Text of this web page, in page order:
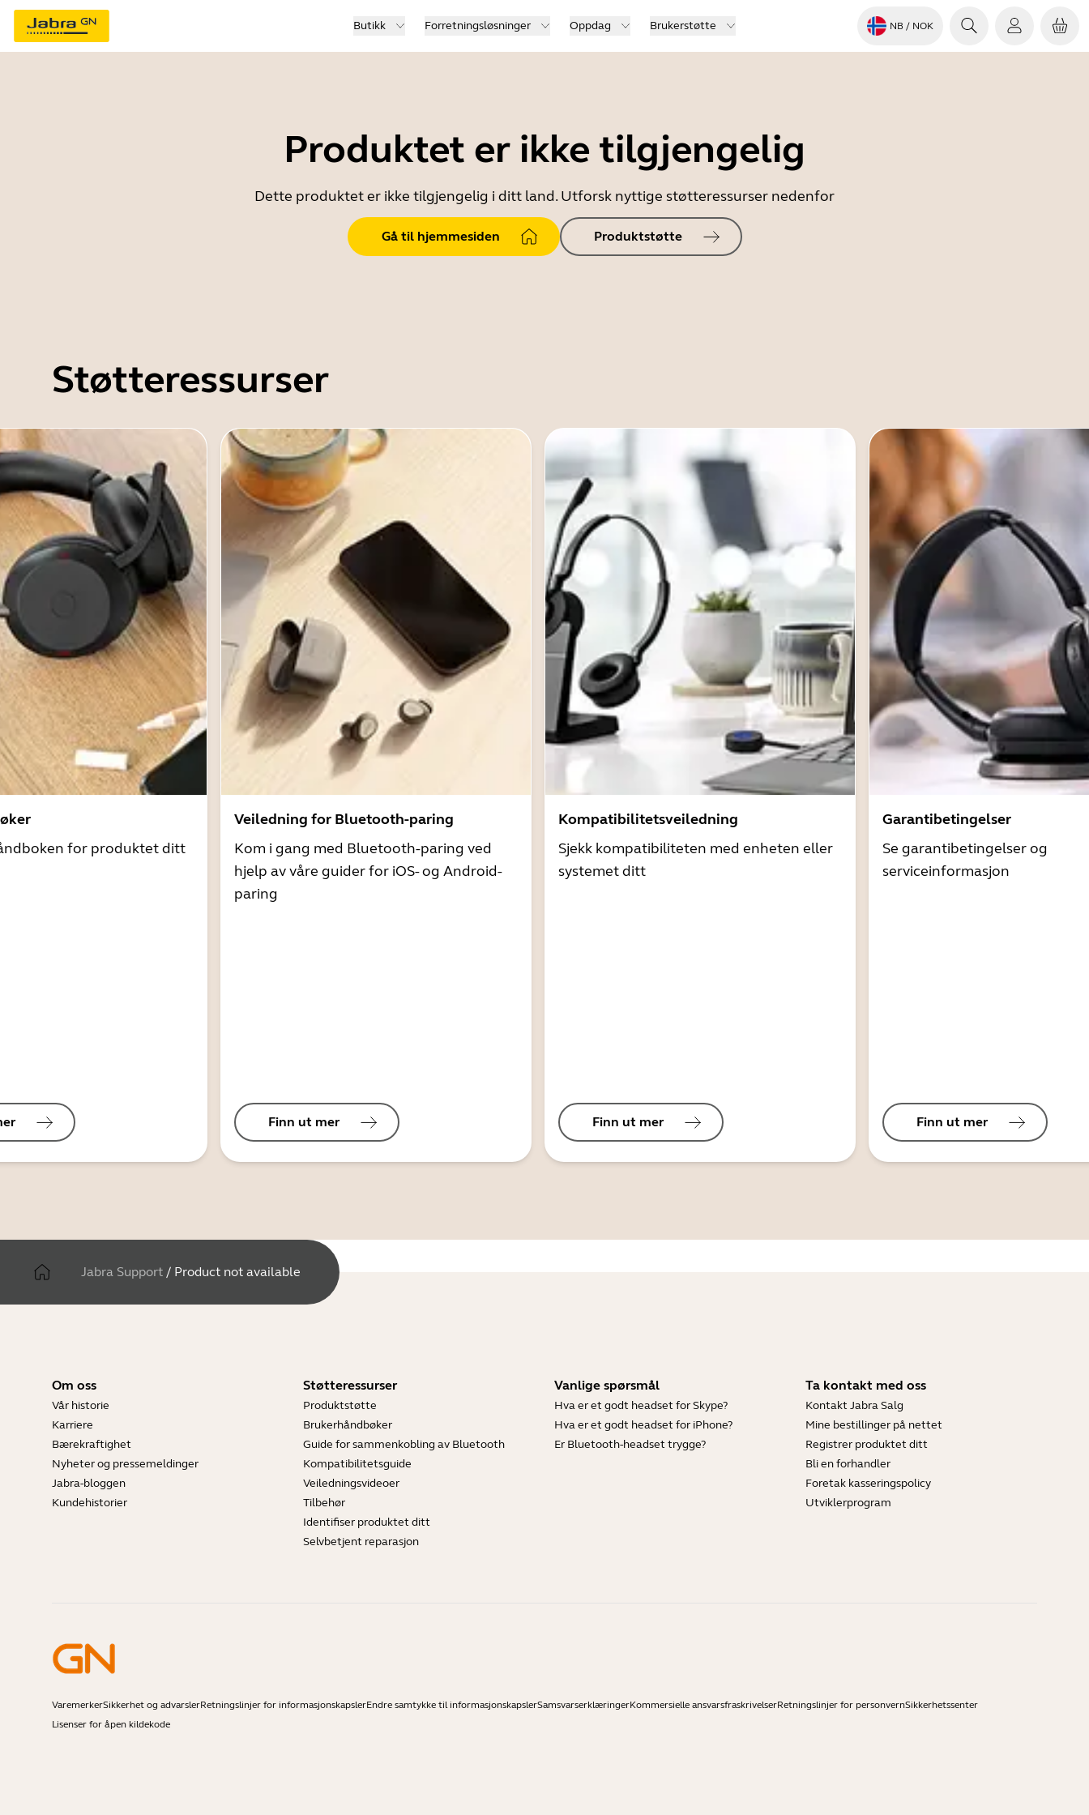
Butikk Forretningsløsninger Oppdag Brukerstøtte NB / NOK
Produktet er ikke tilgjengelig
Dette produktet er ikke tilgjengelig i ditt land. Utforsk nyttige støtteressurser nedenfor
Gå til hjemmesiden Produktstøtte
Støtteressurser
for produktet ditt
Veiledning for Bluetooth-paring
Kom i gang med Bluetooth-paring ved
hjelp av våre guider for iOS- og Android-
paring
Finn ut mer
Kompatibilitetsveiledning
Sjekk kompatibiliteten med enheten eller
systemet ditt
Finn ut mer
Garantibetingelser
Se garantibetingelser og
serviceinformasjon
Finn ut mer
Jabra Support / Product not available
Om oss
Vår historie
Karriere
Bærekraftighet
Nyheter og pressemeldinger
Jabra-bloggen
Kundehistorier
Støtteressurser
Produktstøtte
Brukerhåndbøker
Guide for sammenkobling av Bluetooth
Kompatibilitetsguide
Veiledningsvideoer
Tilbehør
Identifiser produktet ditt
Selvbetjent reparasjon
Vanlige spørsmål
Hva er et godt headset for Skype?
Hva er et godt headset for iPhone?
Er Bluetooth-headset trygge?
Ta kontakt med oss
Kontakt Jabra Salg
Mine bestillinger på nettet
Registrer produktet ditt
Bli en forhandler
Foretak kasseringspolicy
Utviklerprogram
VaremerkerSikkerhet og advarslerRetningslinjer for informasjonskapslerEndre samtykke til informasjonskapslerSamsvarserklæringerKommersielle ansvarsfraskrivelserRetningslinjer for personvernSikkerhetssenter
Lisenser for åpen kildekode